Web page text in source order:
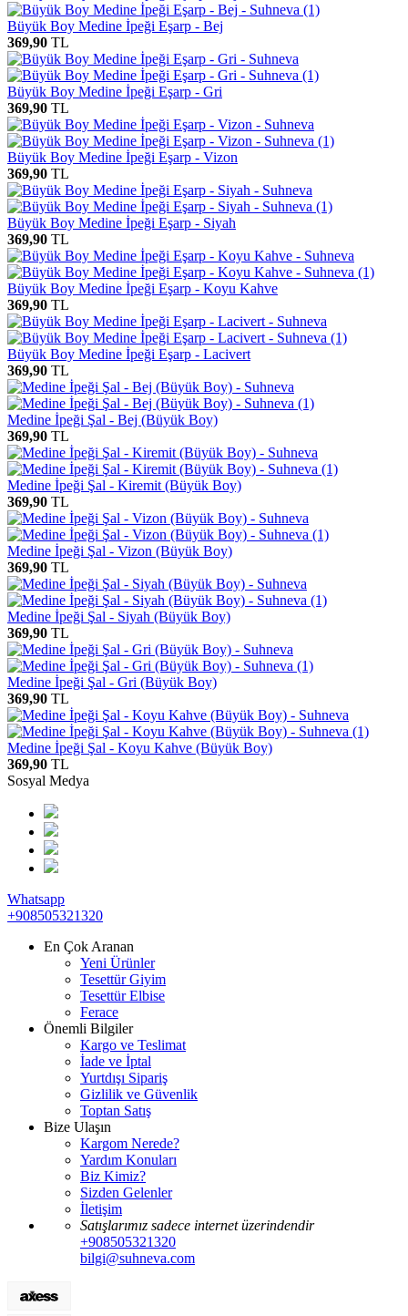
Büyük Boy Medine İpeği Eşarp - Bej
369,90 TL
Büyük Boy Medine İpeği Eşarp - Gri
369,90 TL
Büyük Boy Medine İpeği Eşarp - Vizon
369,90 TL
Büyük Boy Medine İpeği Eşarp - Siyah
369,90 TL
Büyük Boy Medine İpeği Eşarp - Koyu Kahve
369,90 TL
Büyük Boy Medine İpeği Eşarp - Lacivert
369,90 TL
Medine İpeği Şal - Bej (Büyük Boy)
369,90 TL
Medine İpeği Şal - Kiremit (Büyük Boy)
369,90 TL
Medine İpeği Şal - Vizon (Büyük Boy)
369,90 TL
Medine İpeği Şal - Siyah (Büyük Boy)
369,90 TL
Medine İpeği Şal - Gri (Büyük Boy)
369,90 TL
Medine İpeği Şal - Koyu Kahve (Büyük Boy)
369,90 TL
Sosyal Medya
Whatsapp
+908505321320
En Çok Aranan
Yeni Ürünler
Tesettür Giyim
Tesettür Elbise
Ferace
Önemli Bilgiler
Kargo ve Teslimat
İade ve İptal
Yurtdışı Sipariş
Gizlilik ve Güvenlik
Toptan Satış
Bize Ulaşın
Kargom Nerede?
Yardım Konuları
Biz Kimiz?
Sizden Gelenler
İletişim
Satışlarımız sadece internet üzerindendir
+908505321320
bilgi@suhneva.com